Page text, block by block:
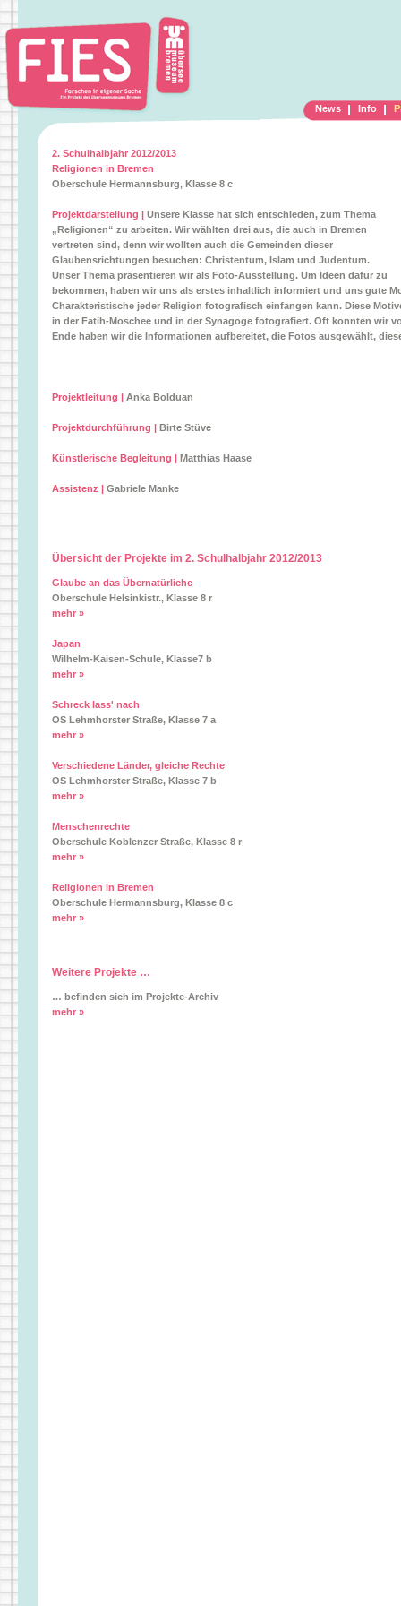
News Info
2. Schulhalbjahr 2012/2013
Religionen in Bremen
Oberschule Hermannsburg, Klasse 8 c
Projektdarstellung | Unsere Klasse hat sich entschieden, zum Thema
„Religionen“ zu arbeiten. Wir wählten drei aus, die auch in Bremen
vertreten sind, denn wir wollten auch die Gemeinden dieser
Glaubensrichtungen besuchen: Christentum, Islam und Judentum.
Unser Thema präsentieren wir als Foto-Ausstellung. Um Ideen dafür zu
bekommen, haben wir uns als erstes inhaltlich informiert und uns gute
Charakteristische jeder Religion fotografisch einfangen kann. Diese
in der Fatih-Moschee und in der Synagoge fotografiert. Oft konnten wir
Ende haben wir die Informationen aufbereitet, die Fotos ausgewählt,
Projektleitung | Anka Bolduan
Projektdurchführung | Birte Stüve
Künstlerische Begleitung | Matthias Haase
Assistenz | Gabriele Manke
Übersicht der Projekte im 2. Schulhalbjahr 2012/2013
Glaube an das Übernatürliche
Oberschule Helsinkistr., Klasse 8 r
mehr »
Japan
Wilhelm-Kaisen-Schule, Klasse7 b
mehr »
Schreck lass' nach
OS Lehmhorster Straße, Klasse 7 a
mehr »
Verschiedene Länder, gleiche Rechte
OS Lehmhorster Straße, Klasse 7 b
mehr »
Menschenrechte
Oberschule Koblenzer Straße, Klasse 8 r
mehr »
Religionen in Bremen
Oberschule Hermannsburg, Klasse 8 c
mehr »
Weitere Projekte …
… befinden sich im Projekte-Archiv
mehr »